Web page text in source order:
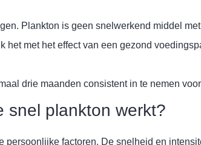
Plankton is geen snelwerkend middel
het met het effect van een gezond
drie maanden consistent in te nemen
snel plankton werkt?
persoonlijke factoren. De snelheid en